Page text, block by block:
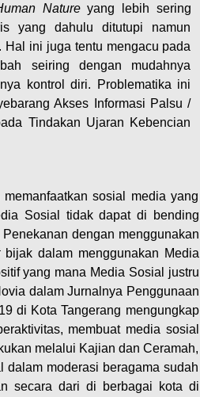
Natureyang lebih sering
yang dahulu ditutupi namun
ini juga tentu mengacu pada
seiring dengan mudahnya
kontrol diri. Problematika ini
Akses Informasi Palsu /
Tindakan Ujaran Kebencian
sosial media yang
Sosial tidak dapat di bending
dengan menggunakan
bijak dalam menggunakan Media
yang mana Media Sosial justru
dalam Jurnalnya Penggunaan
di Kota Tangerang mengungkap
membuat media sosial
melalui Kajian dan Ceramah,
moderasi beragama sudah
secara dari di berbagai kota di